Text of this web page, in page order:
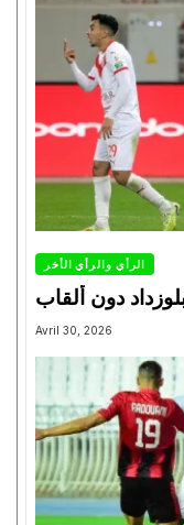
الرأي والرأي الأخر
دون ألقاب
Avril 30, 2026